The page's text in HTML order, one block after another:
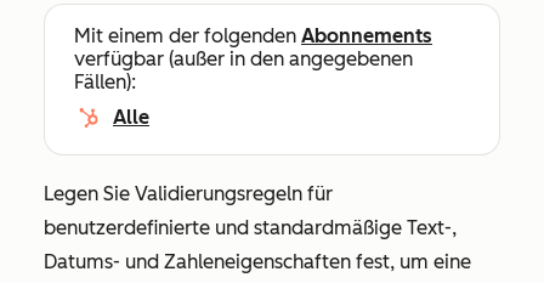
Mit einem der folgenden Abonnements
verfügbar (außer in den angegebenen
Fällen):
Alle
Legen Sie Validierungsregeln für
benutzerdefinierte und standardmäßige Text-,
Datums- und Zahleneigenschaften fest, um eine